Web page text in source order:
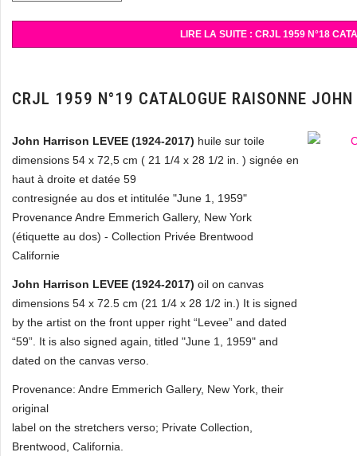
LIRE LA SUITE : CRJL 1959 N°18
CRJL 1959 N°19 CATALOGUE RAISONNE JOHN
John Harrison LEVEE (1924-2017) huile sur toile
dimensions 54 x 72,5 cm ( 21 1/4 x 28 1/2 in. ) signée en
haut à droite et datée 59
contresignée au dos et intitulée "June 1, 1959"
Provenance Andre Emmerich Gallery, New York
(étiquette au dos) - Collection Privée Brentwood
Californie
John Harrison LEVEE (1924-2017) oil on canvas
dimensions 54 x 72.5 cm (21 1/4 x 28 1/2 in.) It is signed
by the artist on the front upper right “Levee” and dated
“59”. It is also signed again, titled "June 1, 1959" and
dated on the canvas verso.
Provenance: Andre Emmerich Gallery, New York, their
original
label on the stretchers verso; Private Collection,
Brentwood, California.